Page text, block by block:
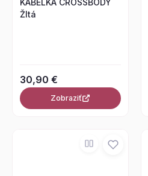
Žltá
30,90 €
Zobraziť